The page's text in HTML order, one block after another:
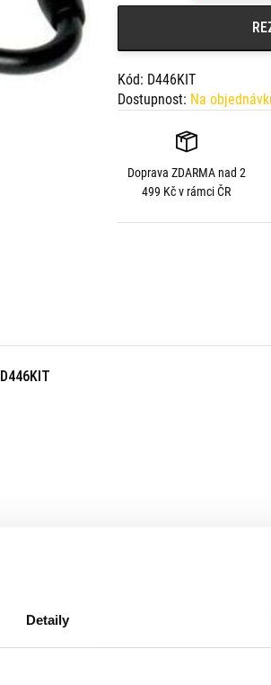
Detaily
Kód: D446KIT
Dostupnost: Na
Doprava ZDARMAnad 2
499 Kč v rámci ČR